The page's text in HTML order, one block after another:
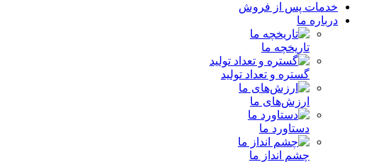
خدمات پس از فروش
درباره ما
تاریخچه ما
گستره و تعداد تولید
ارزش‌های ما
دستاورد ما
چشم انداز ما